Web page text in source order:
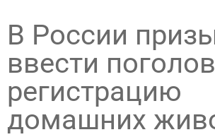
В России
ввести
регистрацию
домашних